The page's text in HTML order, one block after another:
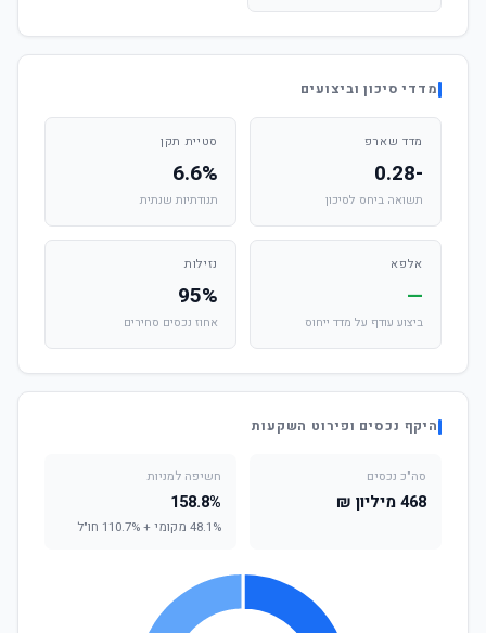
מדדי סיכון וביצועים
מדד שארפ
-0.28
תשואה ביחס לסיכון
סטיית תקן
6.6%
תנודתיות שנתית
אלפא
—
ביצוע עודף על מדד ייחוס
נזילות
95%
אחוז נכסים סחירים
היקף נכסים ופירוט השקעות
סה"כ נכסים
468 מיליון ₪
חשיפה למניות
158.8%
48.1% מקומי + 110.7% חו"ל